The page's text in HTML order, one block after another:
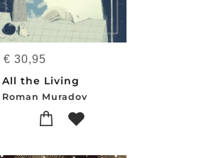
€ 30,95
All the Living
Roman Muradov